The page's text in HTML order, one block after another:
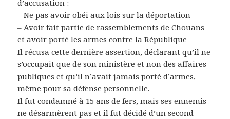
d’accusation :
– Ne pas avoir obéi aux lois sur la déportation
– Avoir fait partie de rassemblements de Chouans
et avoir porté les armes contre la République
Il récusa cette dernière assertion, déclarant qu’il ne
s’occupait que de son ministère et non des affaires
publiques et qu’il n’avait jamais porté d’armes,
même pour sa défense personnelle.
Il fut condamné à 15 ans de fers, mais ses ennemis
ne désarmèrent pas et il fut décidé d’un second